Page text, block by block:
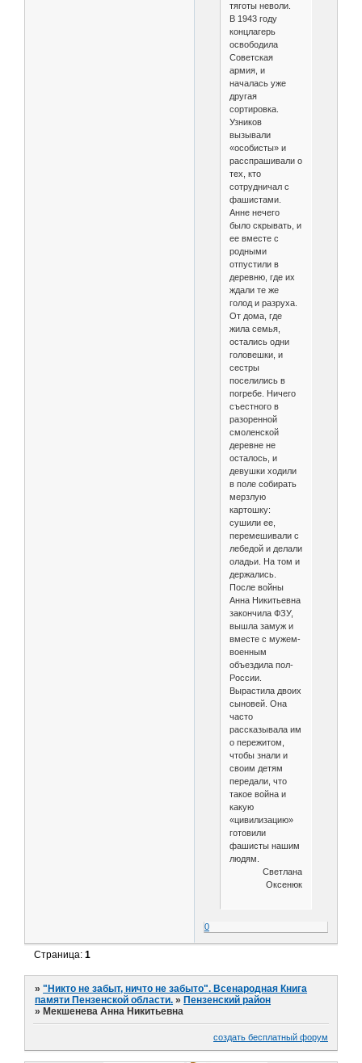
тяготы неволи.
В 1943 году
концлагерь
освободила
Советская
армия, и
началась уже
другая
сортировка.
Узников
вызывали
«особисты» и
расспрашивали о
тех, кто
сотрудничал с
фашистами.
Анне нечего
было скрывать, и
ее вместе с
родными
отпустили в
деревню, где их
ждали те же
голод и разруха.
От дома, где
жила семья,
остались одни
головешки, и
сестры
поселились в
погребе. Ничего
съестного в
разоренной
смоленской
деревне не
осталось, и
девушки ходили
в поле собирать
мерзлую
картошку:
сушили ее,
перемешивали с
лебедой и делали
оладьи. На том и
держались.
После войны
Анна Никитьевна
закончила ФЗУ,
вышла замуж и
вместе с мужем-
военным
объездила пол-
России.
Вырастила двоих
сыновей. Она
часто
рассказывала им
о пережитом,
чтобы знали и
своим детям
передали, что
такое война и
какую
«цивилизацию»
готовили
фашисты нашим
людям.
Светлана
Оксенюк
0
Страница:1
»"Никто не забыт, ничто не забыто". Всенародная Книга
памяти Пензенской области. » Пензенский район
» Мекшенева Анна Никитьевна
создать бесплатный форум